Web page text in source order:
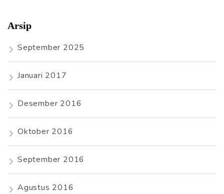
Arsip
September 2025
Januari 2017
Desember 2016
Oktober 2016
September 2016
Agustus 2016